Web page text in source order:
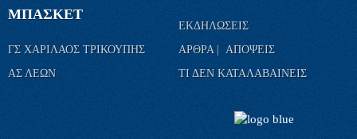
ΜΠΑΣΚΕΤ
ΓΣ ΧΑΡΙΛΑΟΣ ΤΡΙΚΟΥΠΗΣ
ΑΣ ΛΕΩΝ
ΕΚΔΗΛΩΣΕΙΣ
ΑΡΘΡΑ | ΑΠΟΨΕΙΣ
ΤΙ ΔΕΝ ΚΑΤΑΛΑΒΑΙΝΕΙΣ